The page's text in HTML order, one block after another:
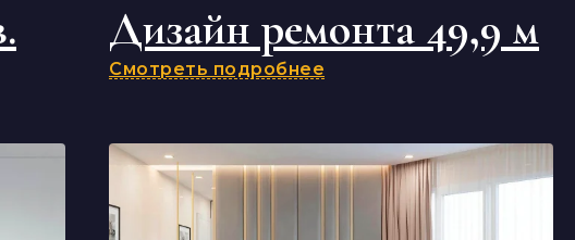
Дизайн ремонта 49,9 м
Смотреть подробнее